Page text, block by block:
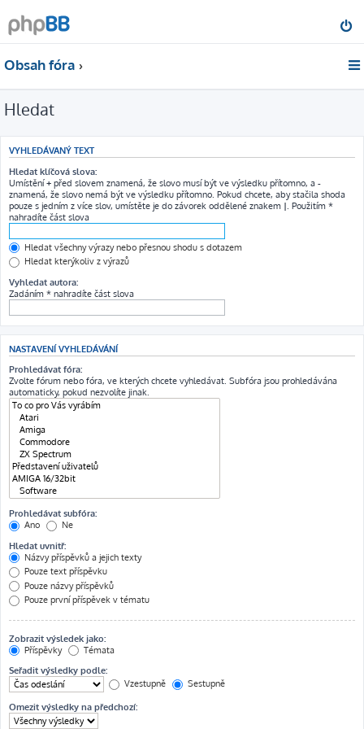
Obsah fóra
Hledat
VYHLEDÁVANÝ TEXT
Hledat klíčová slova:
Umístění+ před slovem znamená, že slovo musí být ve výsledku přítomno, a -
znamená, že slovo nemá být ve výsledku přítomno. Pokud chcete, aby stačila shoda
pouze s jedním z více slov, umístěte je do závorek oddělené znakem | . Použitím *
nahradíte část slova
Hledat všechny výrazy nebo přesnou shodu s dotazem
Hledat kterýkoliv z výrazů
Vyhledat autora:
Zadáním * nahradíte část slova
NASTAVENÍ VYHLEDÁVÁNÍ
Prohledávat fóra:
Zvolte fórum nebo fóra, ve kterých chcete vyhledávat. Subfóra jsou prohledávána
automaticky, pokud nezvolíte jinak.
Prohledávat subfóra:
Ano
Ne
Hledat uvnitř:
Názvy příspěvků a jejich texty
Pouze text příspěvku
Pouze názvy příspěvků
Pouze první příspěvek v tématu
Zobrazit výsledek jako:
Příspěvky
Témata
Seřadit výsledky podle:
Vzestupně
Sestupně
Omezit výsledky na předchozí: